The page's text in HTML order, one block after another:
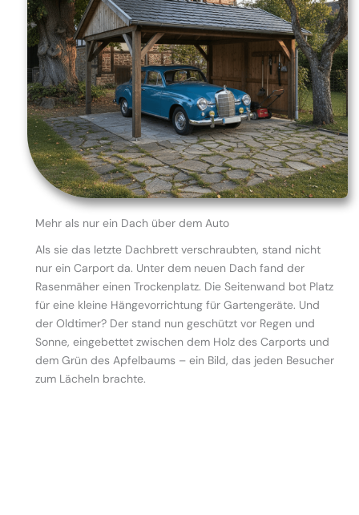
Mehr als nur ein Dach über dem Auto
Als sie das letzte Dachbrett verschraubten, stand nicht
nur ein Carport da. Unter dem neuen Dach fand der
Rasenmäher einen Trockenplatz. Die Seitenwand bot Platz
für eine kleine Hängevorrichtung für Gartengeräte. Und
der Oldtimer? Der stand nun geschützt vor Regen und
Sonne, eingebettet zwischen dem Holz des Carports und
dem Grün des Apfelbaums – ein Bild, das jeden Besucher
zum Lächeln brachte.